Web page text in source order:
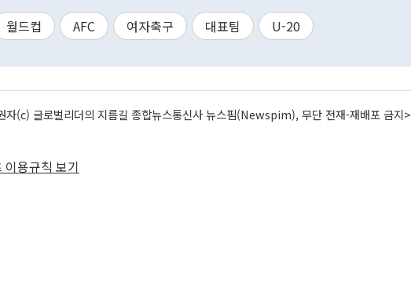
월드컵 AFC 여자축구 대표팀 U-20
자(c) 글로벌리더의 지름길 종합뉴스통신사 뉴스핌(Newspim), 무단 전재-재배포 금지>
이용규칙 보기